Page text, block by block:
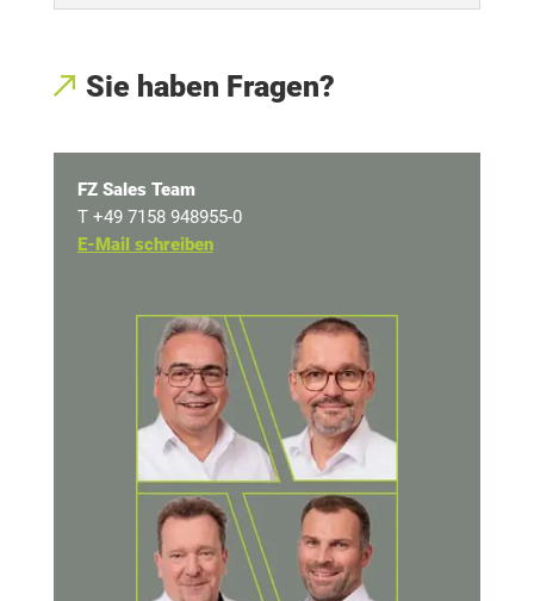
Sie haben Fragen?
FZ Sales Team
T +49 7158 948955-0
E-Mail schreiben